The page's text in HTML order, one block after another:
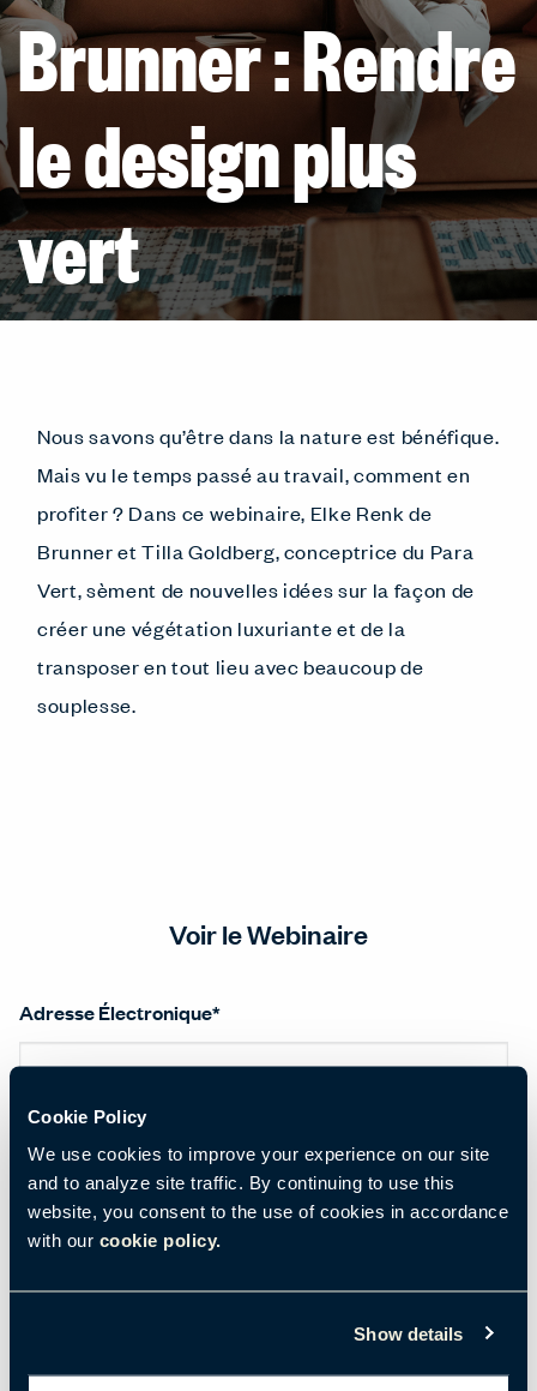
Cookie Policy
We use cookies to improve your experience on our site
and to analyze site traffic. By continuing to use this
website, you consent to the use of cookies in accordance
with our cookie policy.
Show details
Brunner : Rendre
le design plus
vert
Nous savons qu’être dans la nature est bénéfique.
Mais vu le temps passé au travail, comment en
profiter ? Dans ce webinaire, Elke Renk de
Brunner et Tilla Goldberg, conceptrice du Para
Vert, sèment de nouvelles idées sur la façon de
créer une végétation luxuriante et de la
transposer en tout lieu avec beaucoup de
souplesse.
Voir le Webinaire
Adresse Électronique*
Prénom *
Nom de famille*